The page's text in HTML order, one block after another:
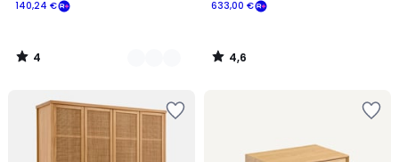
140,24 €
4
/
633,00 €
4,6
/